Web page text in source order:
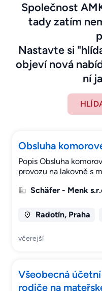
Společnost
tady zatím
Nastavte si
objeví nová
ní
Obsluha
Popis Obsluha
provozu na lakovně s
Schäfer - Menk
Radotín, Praha
včerejší
Všeobecná
rodiče na